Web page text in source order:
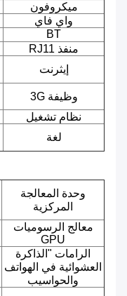
ميكروفون
واي فاي
BT
منفذ RJ11
إيثرنت
وظيفة 3G
نظام تشغيل
لغة
وحدة المعالجة
المركزية
معالج الرسوميات
GPU
الرامات "الذاكرة
العشوائية في الهواتف
والحواسيب